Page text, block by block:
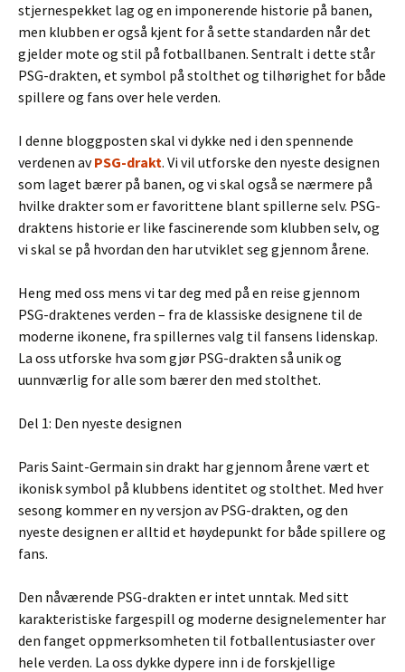
stjernespekket lag og en imponerende historie på banen,
men klubben er også kjent for å sette standarden når det
gjelder mote og stil på fotballbanen. Sentralt i dette står
PSG-drakten, et symbol på stolthet og tilhørighet for både
spillere og fans over hele verden.
I denne bloggposten skal vi dykke ned i den spennende
verdenen avPSG-drakt. Vi vil utforske den nyeste designen
som laget bærer på banen, og vi skal også se nærmere på
hvilke drakter som er favorittene blant spillerne selv. PSG-
draktens historie er like fascinerende som klubben selv, og
vi skal se på hvordan den har utviklet seg gjennom årene.
Heng med oss mens vi tar deg med på en reise gjennom
PSG-draktenes verden – fra de klassiske designene til de
moderne ikonene, fra spillernes valg til fansens lidenskap.
La oss utforske hva som gjør PSG-drakten så unik og
uunnværlig for alle som bærer den med stolthet.
Del 1: Den nyeste designen
Paris Saint-Germain sin drakt har gjennom årene vært et
ikonisk symbol på klubbens identitet og stolthet. Med hver
sesong kommer en ny versjon av PSG-drakten, og den
nyeste designen er alltid et høydepunkt for både spillere og
fans.
Den nåværende PSG-drakten er intet unntak. Med sitt
karakteristiske fargespill og moderne designelementer har
den fanget oppmerksomheten til fotballentusiaster over
hele verden. La oss dykke dypere inn i de forskjellige